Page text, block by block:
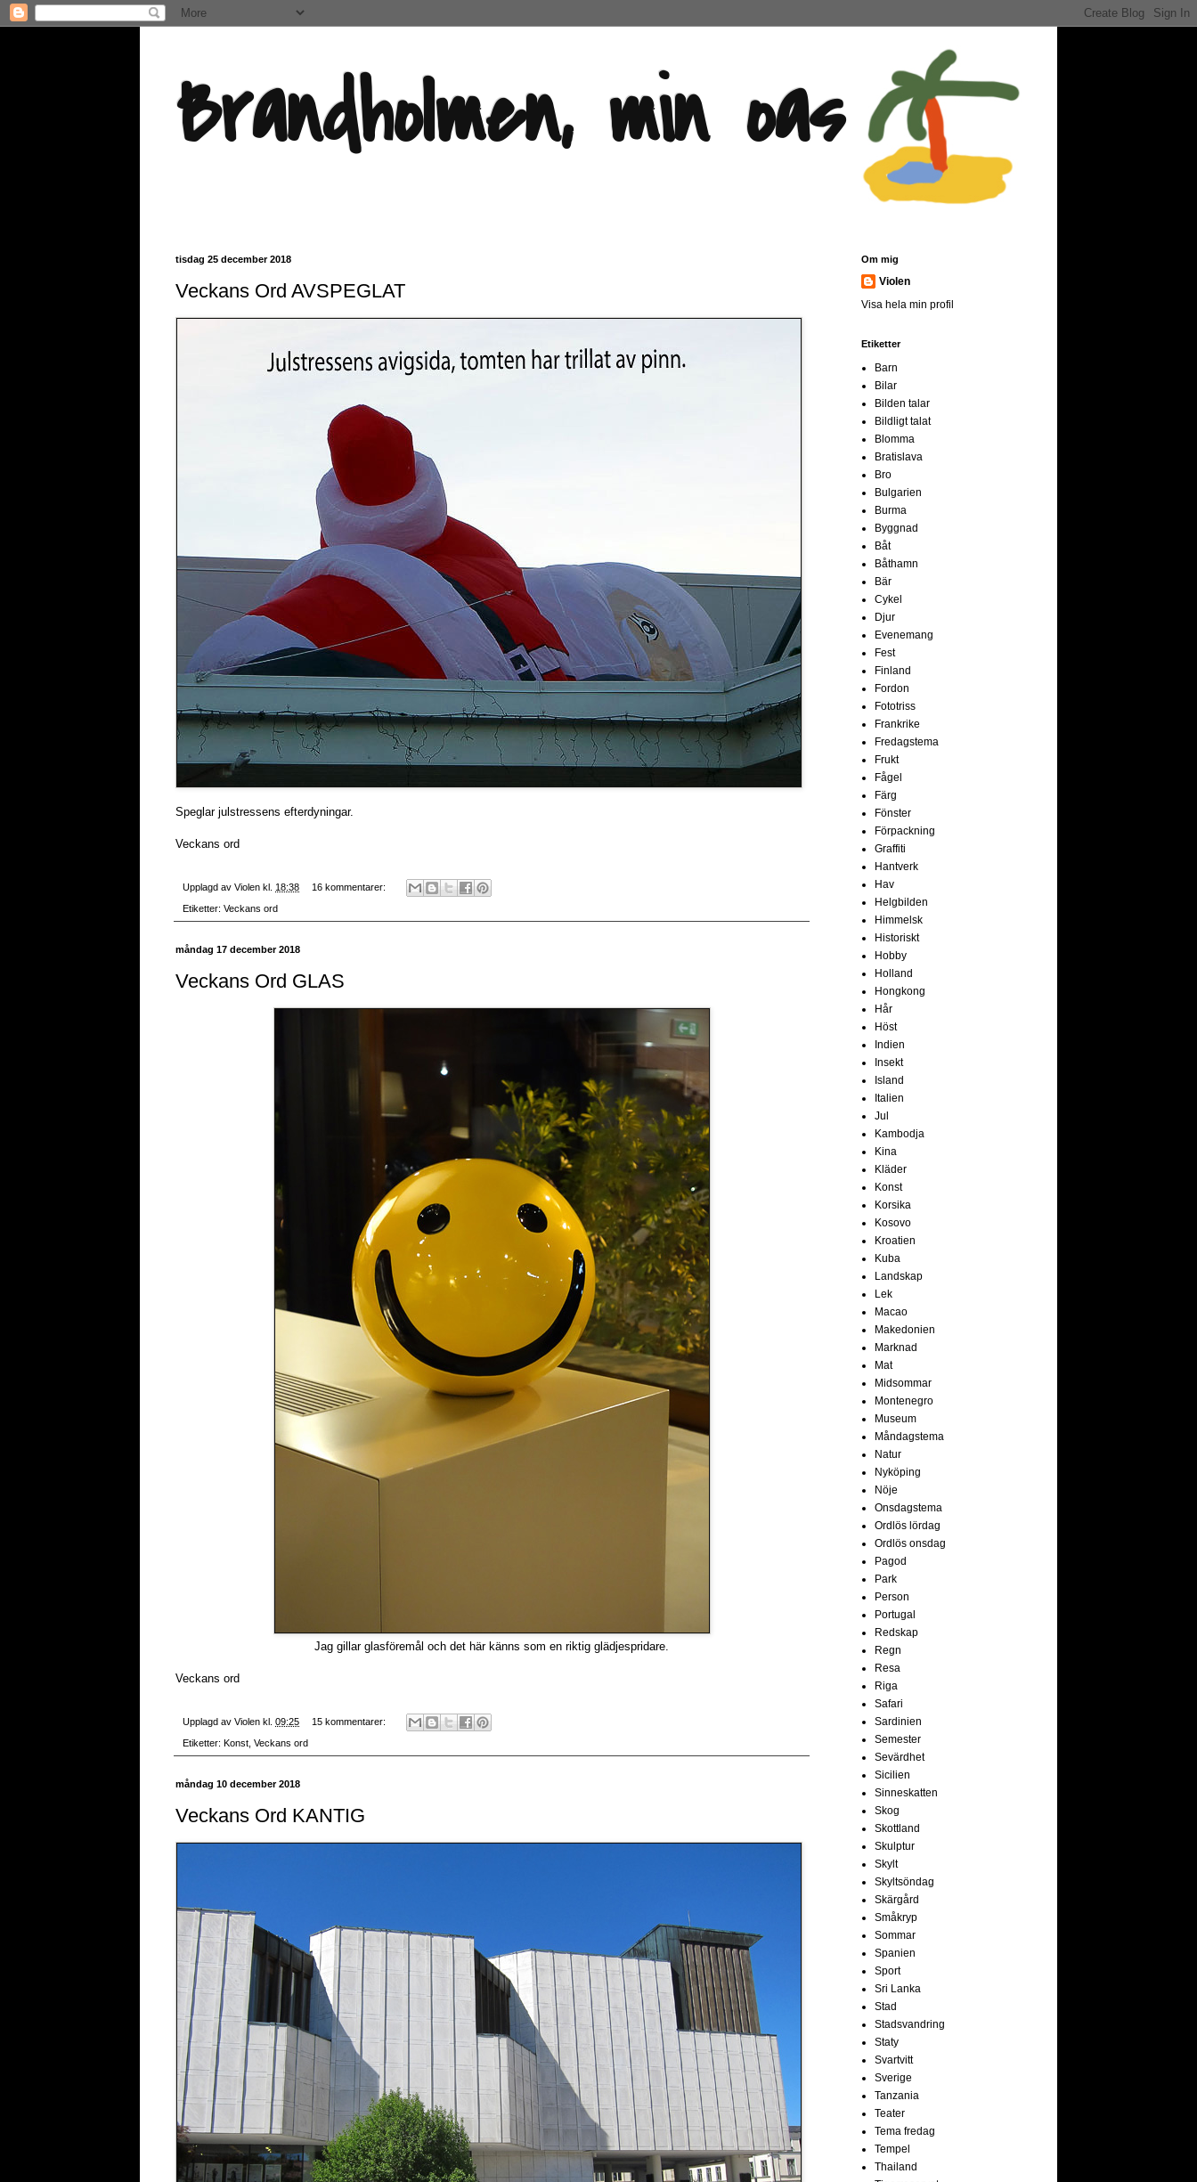
Brandholmen, min oas
tisdag 25 december 2018
Veckans Ord AVSPEGLAT
Speglar julstressens efterdyningar.
Veckans ord
Upplagd av Violen kl. 18:38 16 kommentarer:
Etiketter: Veckans ord
måndag 17 december 2018
Veckans Ord GLAS
Jag gillar glasföremål och det här känns som en riktig glädjespridare.
Veckans ord
Upplagd av Violen kl. 09:25 15 kommentarer:
Etiketter: Konst Veckans ord
måndag 10 december 2018
Veckans Ord KANTIG
Om mig
Violen
Visa hela min profil
Etiketter
Barn
Bilar
Bilden talar
Bildligt talat
Blomma
Bratislava
Bro
Bulgarien
Burma
Byggnad
Båt
Båthamn
Bär
Cykel
Djur
Evenemang
Fest
Finland
Fordon
Fototriss
Frankrike
Fredagstema
Frukt
Fågel
Färg
Fönster
Förpackning
Graffiti
Hantverk
Hav
Helgbilden
Himmelsk
Historiskt
Hobby
Holland
Hongkong
Hår
Höst
Indien
Insekt
Island
Italien
Jul
Kambodja
Kina
Kläder
Konst
Korsika
Kosovo
Kroatien
Kuba
Landskap
Lek
Macao
Makedonien
Marknad
Mat
Midsommar
Montenegro
Museum
Måndagstema
Natur
Nyköping
Nöje
Onsdagstema
Ordlös lördag
Ordlös onsdag
Pagod
Park
Person
Portugal
Redskap
Regn
Resa
Riga
Safari
Sardinien
Semester
Sevärdhet
Sicilien
Sinneskatten
Skog
Skottland
Skulptur
Skylt
Skyltsöndag
Skärgård
Småkryp
Sommar
Spanien
Sport
Sri Lanka
Stad
Stadsvandring
Staty
Svartvitt
Sverige
Tanzania
Teater
Tema fredag
Tempel
Thailand